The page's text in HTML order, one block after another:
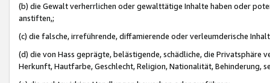
(b) die Gewalt verherrlichen oder gewalttätige Inhalte haben oder
anstiften,;
(c) die falsche, irreführende, diffamierende oder verleumderische
(d) die von Hass geprägte, belästigende, schädliche, die Privatsphäre
Herkunft, Hautfarbe, Geschlecht, Religion, Nationalität, Behinderung,